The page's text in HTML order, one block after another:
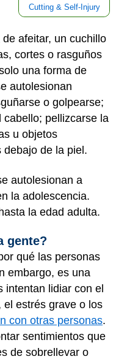
Cutting & Self-Injury
afeitar, un cuchillo
cortes o rasguños
una forma de
autolesionan
o golpearse;
pellizcarse la
u objetos
debajo de la piel.
autolesionan a
la adolescencia.
la edad adulta.
gente?
qué las personas
embargo, es una
intentan lidiar con el
estrés grave o los
con otras personas.
sentimientos que
de sobrellevar o